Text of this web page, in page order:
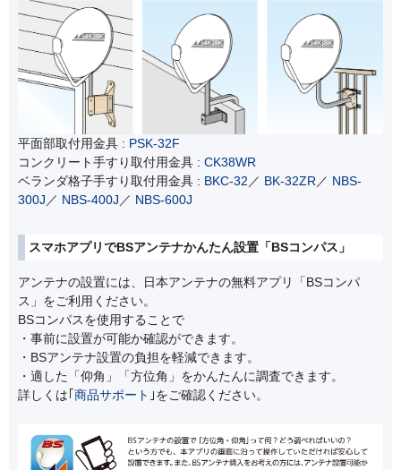
平面部取付用金具 : PSK-32F
コンクリート手すり取付用金具 : CK38WR
ベランダ格子手すり取付用金具 : BKC-32 ／ BK-32ZR ／ NBS-
300J ／ NBS-400J ／ NBS-600J
スマホアプリでBSアンテナかんたん設置「BSコンパス」
アンテナの設置には、日本アンテナの無料アプリ「BSコンパ
ス」をご利用ください。
BSコンパスを使用することで
・事前に設置が可能か確認ができます。
・BSアンテナ設置の負担を軽減できます。
・適した「仰角」「方位角」をかんたんに調査できます。
詳しくは｢ 商品サポート ｣をご確認ください。